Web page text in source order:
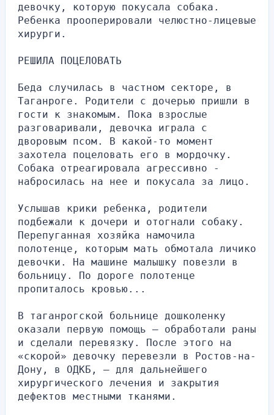
девочку, которую покусала собака.
Ребенка прооперировали челюстно-лицевые
хирурги.
РЕШИЛА ПОЦЕЛОВАТЬ
Беда случилась в частном секторе, в
Таганроге. Родители с дочерью пришли в
гости к знакомым. Пока взрослые
разговаривали, девочка играла с
дворовым псом. В какой-то момент
захотела поцеловать его в мордочку.
Собака отреагировала агрессивно -
набросилась на нее и покусала за лицо.
Услышав крики ребенка, родители
подбежали к дочери и отогнали собаку.
Перепуганная хозяйка намочила
полотенце, которым мать обмотала личико
девочки. На машине малышку повезли в
больницу. По дороге полотенце
пропиталось кровью...
В таганрогской больнице дошколенку
оказали первую помощь — обработали раны
и сделали перевязку. После этого на
«скорой» девочку перевезли в Ростов-на-
Дону, в ОДКБ, – для дальнейшего
хирургического лечения и закрытия
дефектов местными тканями.